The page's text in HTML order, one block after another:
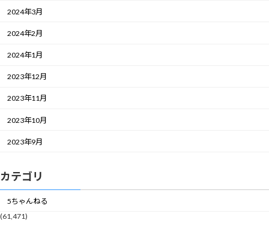
2024年3月
2024年2月
2024年1月
2023年12月
2023年11月
2023年10月
2023年9月
カテゴリ
5ちゃんねる
(61,471)